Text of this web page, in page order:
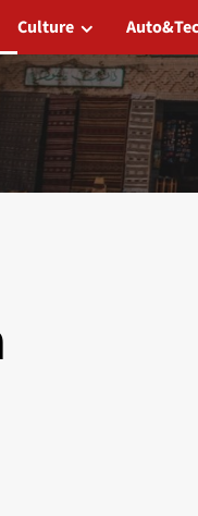
Culture